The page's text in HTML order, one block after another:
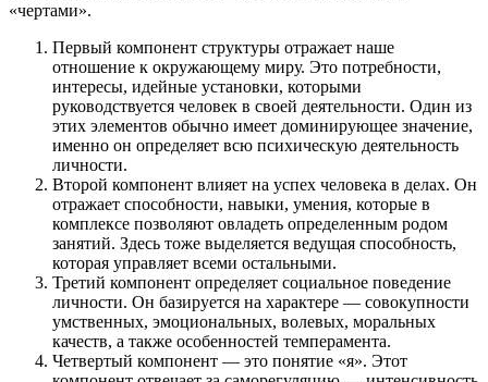
«чертами».
Первый компонент структуры отражает наше
отношение к окружающему миру. Это потребности,
интересы, идейные установки, которыми
руководствуется человек в своей деятельности. Один из
этих элементов обычно имеет доминирующее значение,
именно он определяет всю психическую деятельность
личности.
Второй компонент влияет на успех человека в делах. Он
отражает способности, навыки, умения, которые в
комплексе позволяют овладеть определенным родом
занятий. Здесь тоже выделяется ведущая способность,
которая управляет всеми остальными.
Третий компонент определяет социальное поведение
личности. Он базируется на характере — совокупности
умственных, эмоциональных, волевых, моральных
качеств, а также особенностей темперамента.
Четвертый компонент — это понятие «я». Этот